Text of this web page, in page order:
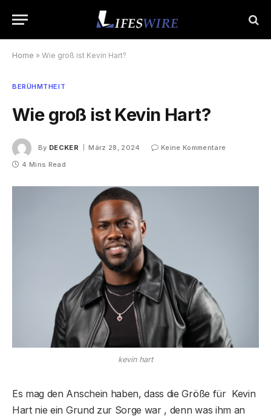
Home » Wie groß ist Kevin Hart?
BERÜHMTHEIT
Wie groß ist Kevin Hart?
By DECKER März 28, 2024
Keine Kommentare
4 Mins Read
kevin hart
Es mag den Anschein haben, dass die Größe für Kevin
Hart nie ein Grund zur Sorge war , denn was ihm an